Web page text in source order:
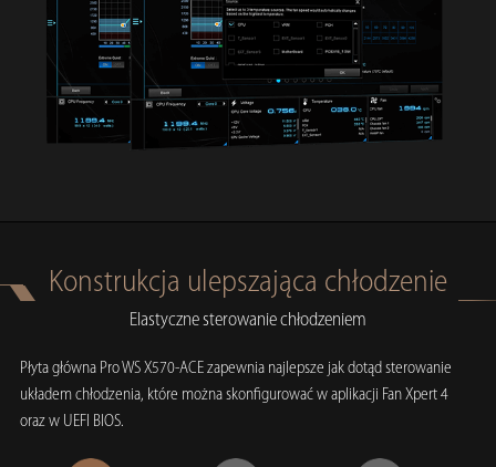
Konstrukcja ulepszająca chłodzenie
Elastyczne sterowanie chłodzeniem
Płyta główna Pro WS X570-ACE zapewnia najlepsze jak dotąd sterowanie
układem chłodzenia, które można skonfigurować w aplikacji Fan Xpert 4
oraz w UEFI BIOS.